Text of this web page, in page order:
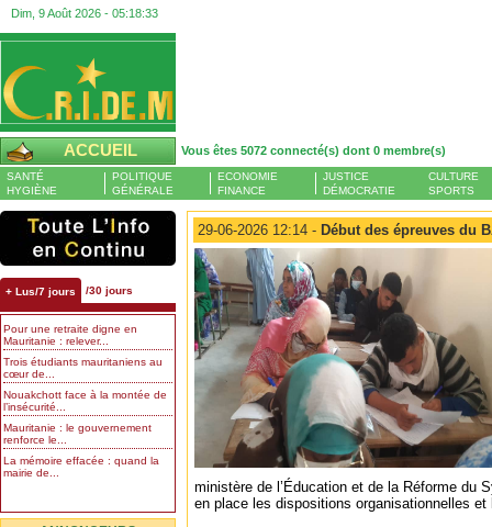
Dim, 9 Août 2026 - 05:18:34
ACCUEIL Vous êtes 5072 connecté(s) dont 0 membre(s)
SANTÉ
HYGIÈNE
POLITIQUE
GÉNÉRALE
ECONOMIE
FINANCE
JUSTICE
DÉMOCRATIE
CULTURE
SPORTS
+ Lus/7 jours /30 jours
Pour une retraite digne en
Mauritanie : relever...
Trois étudiants mauritaniens au
cœur de...
Nouakchott face à la montée de
l’insécurité...
Mauritanie : le gouvernement
renforce le...
La mémoire effacée : quand la
mairie de...
29-06-2026 12:14 - Début des épreuves du
ministère de l’Éducation et de la Réforme du
en place les dispositions organisationnelles